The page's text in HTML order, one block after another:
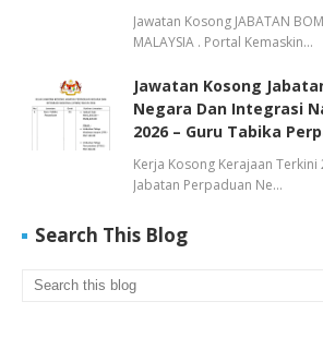
Jawatan Kosong JABATAN
MALAYSIA . Portal Kemaskin…
Jawatan Kosong
Negara Dan Integrasi
2026 – Guru Tabika
Kerja Kosong Kerajaan
Jabatan Perpaduan Ne…
Search This Blog